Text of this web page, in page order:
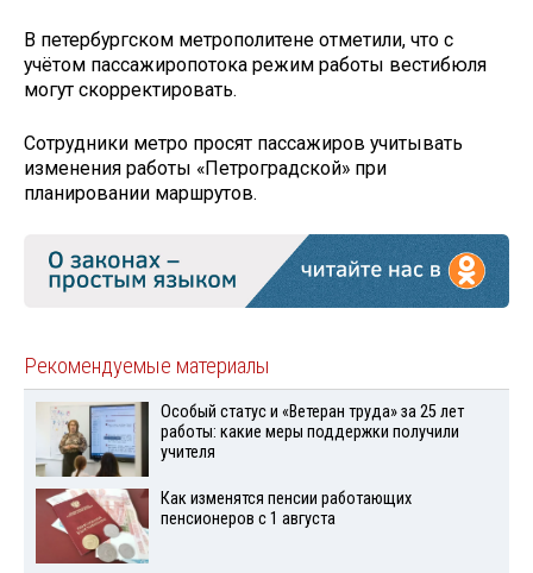
В петербургском метрополитене отметили, что с
учётом пассажиропотока режим работы вестибюля
могут скорректировать.
Сотрудники метро просят пассажиров учитывать
изменения работы «Петроградской» при
планировании маршрутов.
Рекомендуемые материалы
Особый статус и «Ветеран труда» за 25 лет
работы: какие меры поддержки получили
учителя
Как изменятся пенсии работающих
пенсионеров с 1 августа